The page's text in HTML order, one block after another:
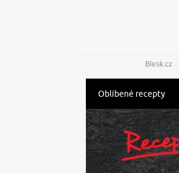
Blesk.cz
Oblíbené recepty